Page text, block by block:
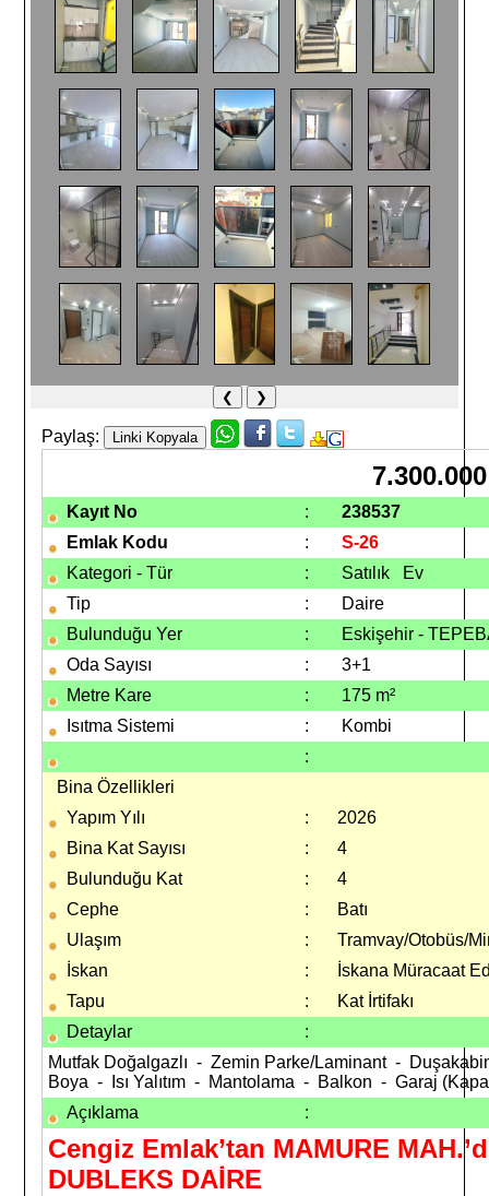
❮ ❯
Paylaş:
7.300.000
Kayıt No :
238537
Emlak Kodu
:
S-26
Kategori - Tür
:
Satılık Ev
Tip
:
Daire
Bulunduğu Yer
:
Eskişehir -
Oda Sayısı
:
3+1
Metre Kare
:
175 m²
Isıtma Sistemi
:
Kombi
:
Bina Özellikleri
Yapım Yılı
:
2026
Bina Kat Sayısı
:
4
Bulunduğu Kat
:
4
Cephe
:
Batı
Ulaşım
:
Tramvay/Otobüs/
İskan
:
İskana Müracaat
Tapu
:
Kat İrtifakı
Detaylar
:
Mutfak Doğalgazlı - Zemin Parke/Laminant -
Boya - Isı Yalıtım - Mantolama - Balkon - Garaj
Açıklama
:
Cengiz Emlak’tan MAMURE
DUBLEKS DAİRE